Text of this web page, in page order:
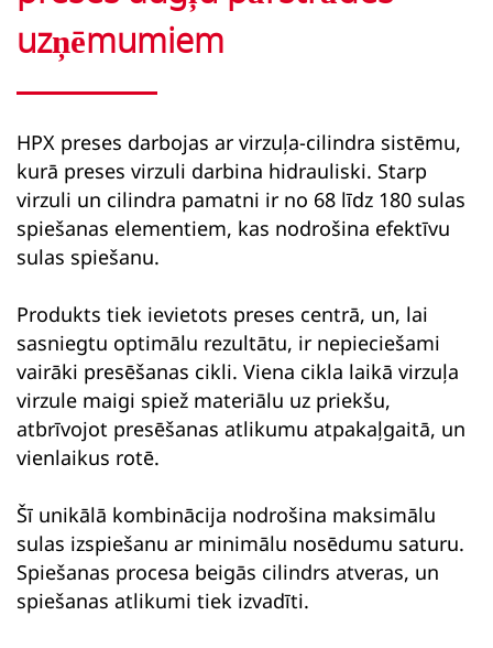
uzņēmumiem
HPX preses darbojas ar virzuļa-cilindra sistēmu,
kurā preses virzuli darbina hidrauliski. Starp
virzuli un cilindra pamatni ir no 68 līdz 180 sulas
spiešanas elementiem, kas nodrošina efektīvu
sulas spiešanu.
Produkts tiek ievietots preses centrā, un, lai
sasniegtu optimālu rezultātu, ir nepieciešami
vairāki presēšanas cikli. Viena cikla laikā virzuļa
virzule maigi spiež materiālu uz priekšu,
atbrīvojot presēšanas atlikumu atpakaļgaitā, un
vienlaikus rotē.
Šī unikālā kombinācija nodrošina maksimālu
sulas izspiešanu ar minimālu nosēdumu saturu.
Spiešanas procesa beigās cilindrs atveras, un
spiešanas atlikumi tiek izvadīti.